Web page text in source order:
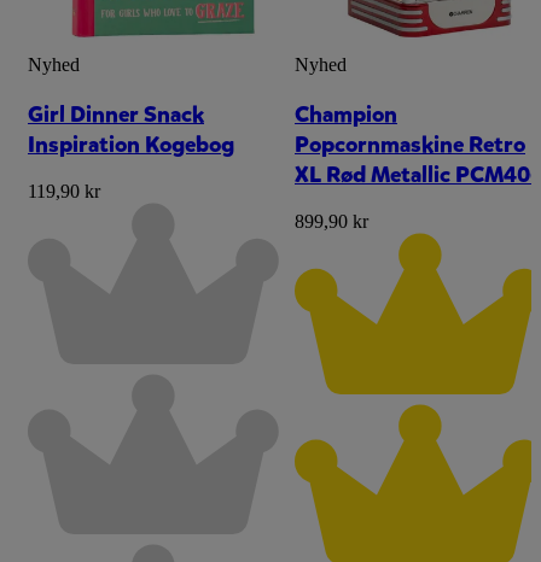
Nyhed
Girl Dinner Snack
Inspiration Kogebog
119,90 kr
Nyhed
Champion
Popcornmaskine Retro
XL Rød Metallic
899,90 kr